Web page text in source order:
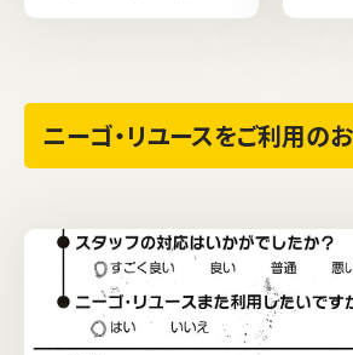
ニーゴ・リユースをご利用の